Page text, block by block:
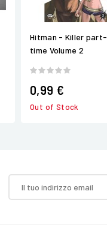
Hitman - Killer part-
time Volume 2
0,99 €
Out of Stock